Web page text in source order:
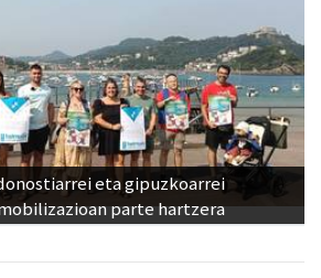
eta gipuzkoarrei
parte hartzera